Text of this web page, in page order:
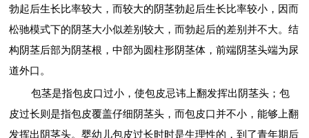
勃起后生长比率较大，而较大的阴茎勃起后生长比率较小，因而
松驰模式下的阴茎大小似差别较大，而勃起后的差别并不大。结
构阴茎后部为阴茎根，中部为圆柱形阴茎体，前端阴茎头端为尿
道外口。
包茎是指包皮口过小，使包皮忌讳上翻发挥出阴茎头；包
皮过长则是指包皮覆盖仔细阴茎头，而包皮口并不小，能够上翻
发挥出阴茎头。婴幼儿包皮过长时时是生理性的，到了青年期后